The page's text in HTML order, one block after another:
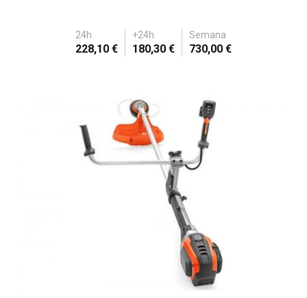
24h +24h Semana
228,10 € 180,30 € 730,00 €